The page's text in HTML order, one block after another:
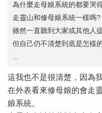
為什麼走母娘系統的都要哭
走靈山和修母娘系統一樣嗎?
雖然一直聽到大家或其他人
但自己仍不清楚到底是怎樣
這我也不是很清楚，因為
在外表看來修母娘的會走
娘系統。